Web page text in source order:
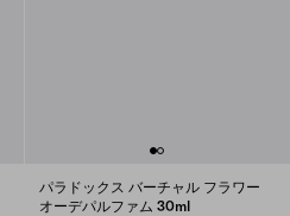
パラドックス バーチャル フラワー
オーデパルファム 30ml